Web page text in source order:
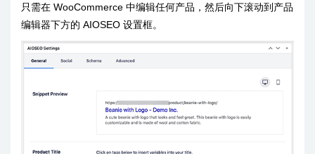
只需在 WooCommerce 中编辑任何产品，然后向下滚动到产品
编辑器下方的 AIOSEO 设置框。